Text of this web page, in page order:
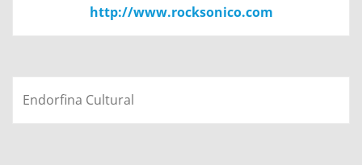
http://www.rocksonico.com
Endorfina Cultural